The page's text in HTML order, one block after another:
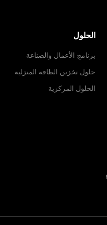
الحلول
برنامج الأعمال والصناعة
حلول تخزين الطاقة المنزلية
الحلول المركزية